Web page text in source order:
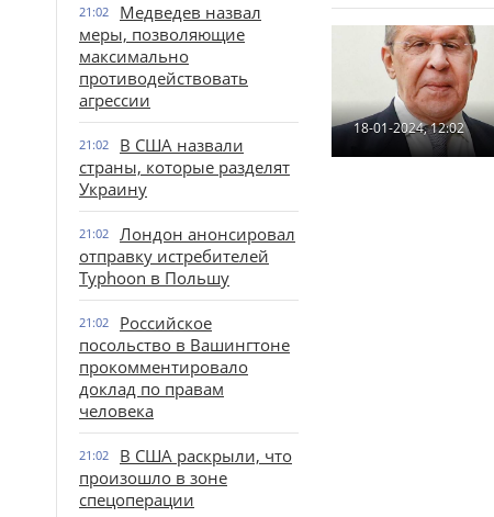
21:02
Медведев назвал
меры, позволяющие
максимально
противодействовать
агрессии
21:02
В США назвали
страны, которые разделят
Украину
21:02
Лондон анонсировал
отправку истребителей
Typhoon в Польшу
21:02
Российское
посольство в Вашингтоне
прокомментировало
доклад по правам
человека
21:02
В США раскрыли, что
произошло в зоне
спецоперации
18-01-2024, 12:02